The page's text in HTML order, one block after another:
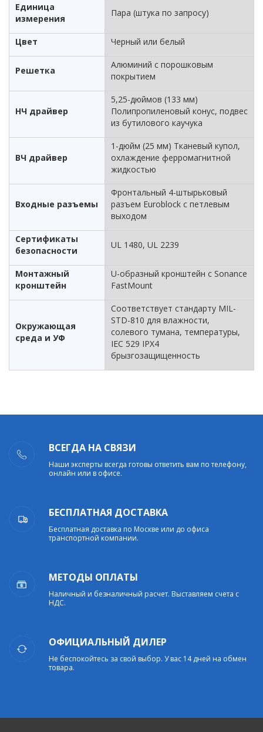
Единица
измерения
Пара (штука по запросу)
Цвет Черный или белый
Решетка
Алюминий с порошковым
покрытием
НЧ драйвер
5,25-дюймов (133 мм)
Полипропиленовый конус, подвес
из бутилового каучука
ВЧ драйвер
1-дюйм (25 мм) Тканевый купол,
охлаждение ферромагнитной
жидкостью
Входные разъемы
Фронтальный 4-штырьковый
разъем Euroblock с петлевым
выходом
Сертификаты
безопасности
UL 1480, UL 2239
Монтажный
кронштейн
U-образный кронштейн с Sonance
FastMount
Окружающая
среда и УФ
Соответствует стандарту MIL-
STD-810 для влажности,
солевого тумана, температуры,
IEC 529 IPX4
брызгозащищенность
ВСЕГДА НА СВЯЗИ
Наши эксперты всегда готовы ответить вам по телефону,
онлайн или в офисе.
БЕСПЛАТНАЯ ДОСТАВКА
Бесплатная доставка по Москве или до офиса
транспортной компании.
МЕТОДЫ ОПЛАТЫ
Наличный и безналичный расчет. Выставляем счета с
НДС.
ОФИЦИАЛЬНЫЙ ДИЛЕР
Не беспокойтесь за свой выбор. У вас 14 дней на обмен
товара.